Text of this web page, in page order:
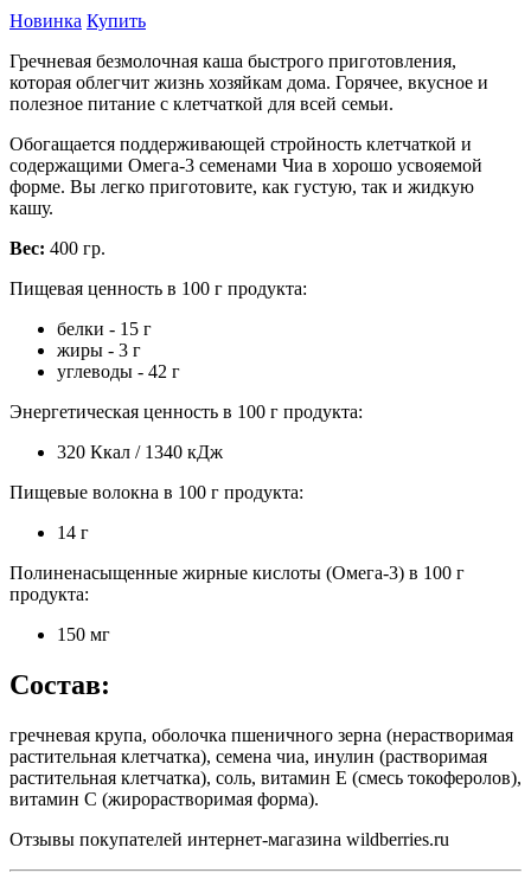
Новинка Купить
Гречневая безмолочная каша быстрого приготовления,
которая облегчит жизнь хозяйкам дома. Горячее, вкусное и
полезное питание с клетчаткой для всей семьи.
Обогащается поддерживающей стройность клетчаткой и
содержащими Омега-3 семенами Чиа в хорошо усвояемой
форме. Вы легко приготовите, как густую, так и жидкую
кашу.
Вес: 400 гр.
Пищевая ценность в 100 г продукта:
белки - 15 г
жиры - 3 г
углеводы - 42 г
Энергетическая ценность в 100 г продукта:
320 Ккал / 1340 кДж
Пищевые волокна в 100 г продукта:
14 г
Полиненасыщенные жирные кислоты (Омега-3) в 100 г
продукта:
150 мг
Состав:
гречневая крупа, оболочка пшеничного зерна (нерастворимая
растительная клетчатка), семена чиа, инулин (растворимая
растительная клетчатка), соль, витамин Е (смесь токоферолов),
витамин С (жирорастворимая форма).
Отзывы покупателей интернет-магазина wildberries.ru